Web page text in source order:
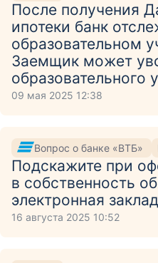
После получения
ипотеки банк
образовательном
Заемщик может
образовательного
09 мая 2025 12:38
Вопрос о банке «ВТБ»
Подскажите при
в собственность
электронная
16 августа 2025 10:52